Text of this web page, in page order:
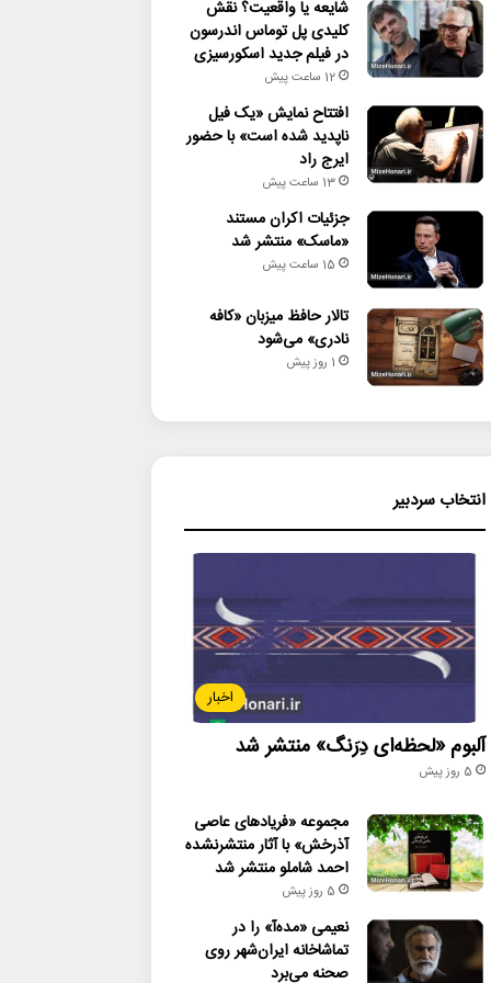
شایعه یا واقعیت؟ نقش
کلیدی پل توماس اندرسون
در فیلم جدید اسکورسیزی
12 ساعت پیش
افتتاح نمایش «یک فیل
ناپدید شده است» با حضور
ایرج راد
13 ساعت پیش
جزئیات اکران مستند
«ماسک» منتشر شد
15 ساعت پیش
تالار حافظ میزبان «کافه
نادری» می‌شود
1 روز پیش
انتخاب سردبیر
اخبار
آلبوم «لحظه‌ای دِرَنگ» منتشر شد
5 روز پیش
مجموعه «فریادهای عاصی
آذرخش» با آثار منتشرنشده
احمد شاملو منتشر شد
5 روز پیش
نعیمی «مده‌آ» را در
تماشاخانه ایران‌شهر روی
صحنه می‌برد